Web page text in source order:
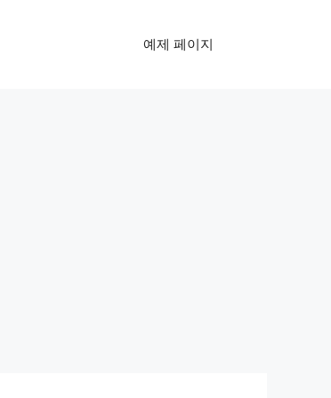
예제 페이지